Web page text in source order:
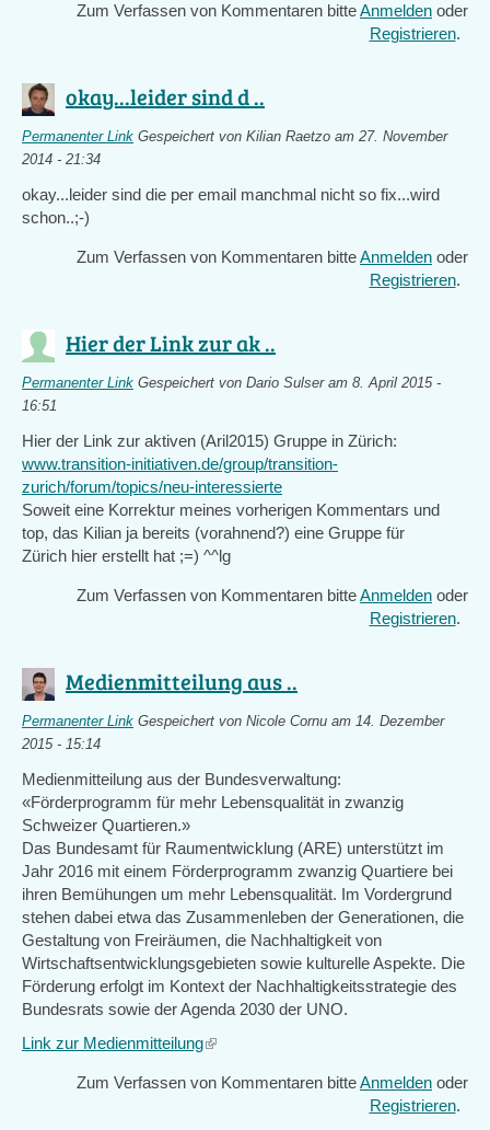
Zum Verfassen von Kommentaren bitteAnmelden oder
Registrieren.
okay...leider sind d ..
Permanenter Link Gespeichert von Kilian Raetzo am 27. November
2014 - 21:34
okay...leider sind die per email manchmal nicht so fix...wird
schon..;-)
Zum Verfassen von Kommentaren bitteAnmelden oder
Registrieren.
Hier der Link zur ak ..
Permanenter Link Gespeichert von Dario Sulseram 8. April 2015 -
16:51
Hier der Link zur aktiven (Aril2015) Gruppe in Zürich:
www.transition-initiativen.de/group/transition-
zurich/forum/topics/neu-interessierte
Soweit eine Korrektur meines vorherigen Kommentars und
top, das Kilian ja bereits (vorahnend?) eine Gruppe für
Zürich hier erstellt hat ;=) ^^lg
Zum Verfassen von Kommentaren bitteAnmelden oder
Registrieren.
Medienmitteilung aus ..
Permanenter Link Gespeichert von Nicole Cornu am 14. Dezember
2015 - 15:14
Medienmitteilung aus der Bundesverwaltung:
«Förderprogramm für mehr Lebensqualität in zwanzig
Schweizer Quartieren.»
Das Bundesamt für Raumentwicklung (ARE) unterstützt im
Jahr 2016 mit einem Förderprogramm zwanzig Quartiere bei
ihren Bemühungen um mehr Lebensqualität. Im Vordergrund
stehen dabei etwa das Zusammenleben der Generationen, die
Gestaltung von Freiräumen, die Nachhaltigkeit von
Wirtschaftsentwicklungsgebieten sowie kulturelle Aspekte. Die
Förderung erfolgt im Kontext der Nachhaltigkeitsstrategie des
Bundesrats sowie der Agenda 2030 der UNO.
Link zur Medienmitteilung(link
external)
Zum Verfassen von Kommentaren bitteAnmelden oder
Registrieren.